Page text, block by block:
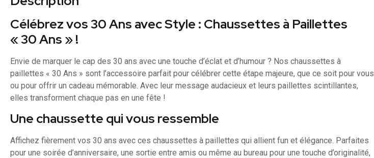
Célébrez vos 30 Ans avec Style : Chaussettes à Paillettes
« 30 Ans » !
Envie de marquer le cap des 30 ans avec une touche d’éclat et d’humour ? Nos chaussettes à
paillettes « 30 Ans » sont l’accessoire parfait pour célébrer cette étape majeure, que ce soit pour vous
ou pour offrir un cadeau mémorable. Avec leur message audacieux et leurs paillettes scintillantes,
elles transforment chaque pas en une fête !
Une chaussette qui vous ressemble
Affichez fièrement vos 30 ans avec ces chaussettes à paillettes qui allient fun et élégance. Parfaites
pour une soirée d’anniversaire, une sortie entre amis ou même au bureau pour une touche d’originalité,